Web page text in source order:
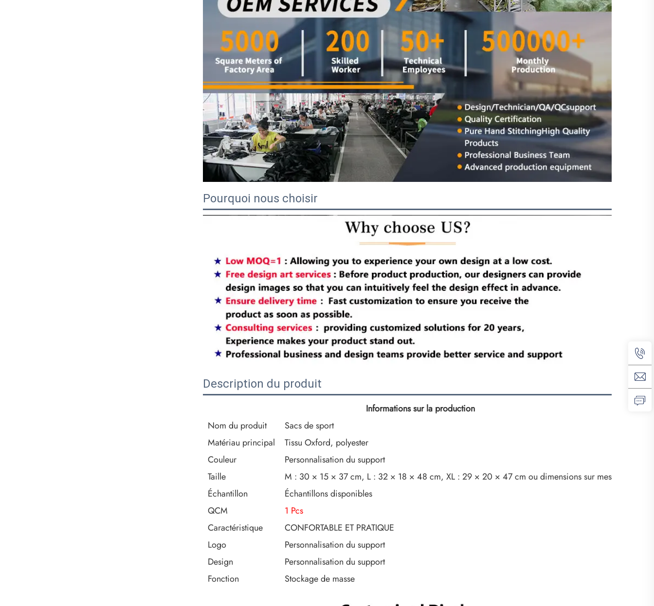
Pourquoi nous choisir
Description du produit
Informations sur la production
Nom du produit
Sacs de sport
Matériau principal
Tissu Oxford, polyester
Couleur
Personnalisation du support
Taille
M : 30 × 15 × 37 cm, L : 32 × 18 × 48 cm, XL : 29 × 20 × 47 cm ou dimensions sur mesure
Échantillon
Échantillons disponibles
QCM
1 Pcs
Caractéristique
CONFORTABLE ET PRATIQUE
Logo
Personnalisation du support
Design
Personnalisation du support
Fonction
Stockage de masse